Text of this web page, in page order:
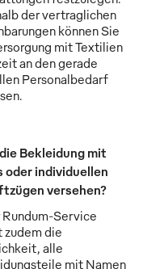
der vertraglichen
können Sie
mit Textilien
an den gerade
Personalbedarf
Bekleidung mit
oder individuellen
versehen?
Rundum-Service
die
alle
mit Namen